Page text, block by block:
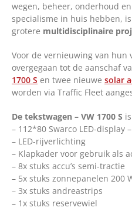
Service en onderhoud
Occasions
Over ons
Contact
English
wegen, beheer, onderhoud
specialisme in huis hebben,
grotere multidisciplinaire
Voor de vernieuwing van hun
overgegaan tot de aanschaf
1700 S en twee nieuwe solar
worden via Traffic Fleet
De tekstwagen – VW 1700 S
– 112*80 Swarco LED-display –
– LED-rijverlichting
– Klapkader voor gebruik als
– 8x stuks accu’s semi-tractie
– 5x stuks zonnepanelen 200
– 3x stuks andreastrips
– 1x stuks reservewiel